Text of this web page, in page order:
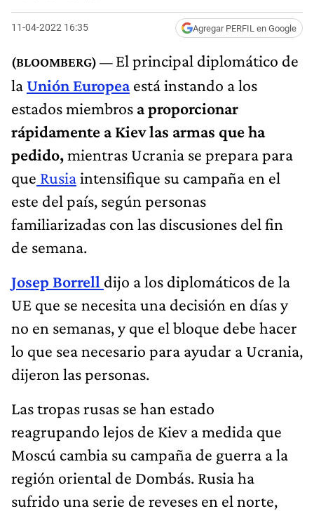
11-04-2022 16:35 Agregar PERFIL en Google
El principal diplomático de
laUnión Europeaestá instando a los
estados miembros a proporcionar
rápidamente a Kiev las armas que ha
pedido,mientras Ucrania se prepara para
que Rusiaintensifique su campaña en el
este del país, según personas
familiarizadas con las discusiones del fin
de semana.
Josep Borrell dijo a los diplomáticos de la
UE que se necesita una decisión en días y
no en semanas, y que el bloque debe hacer
lo que sea necesario para ayudar a Ucrania,
dijeron las personas.
Las tropas rusas se han estado
reagrupando lejos de Kiev a medida que
Moscú cambia su campaña de guerra a la
región oriental de Dombás. Rusia ha
sufrido una serie de reveses en el norte,